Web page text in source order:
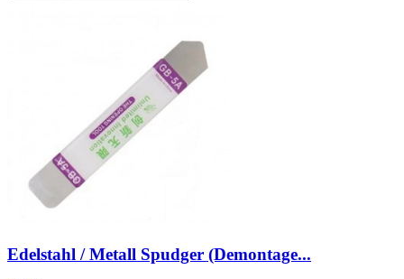
Edelstahl / Metall Spudger (Demontage...